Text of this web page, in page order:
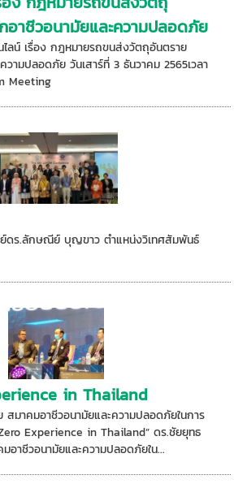
าชีวอนามัยและความปลอดภัย
ลน์ เรื่อง กฎหมายรถขนส่งวัตถุอันตราย
วามปลอดภัย วันเสาร์ที่ 3 ธันวาคม 2565เวลา
Meeting
ย์ดร.ลักษณีย์ บุญขาว ตำแหน่งวิเทศสัมพันธ์
in Thailand
สมาคมอาชีวอนามัยและความปลอดภัยในการ
Experience in Thailand” ดร.ชัยยุทธ
าชีวอนามัยและความปลอดภัยใน...